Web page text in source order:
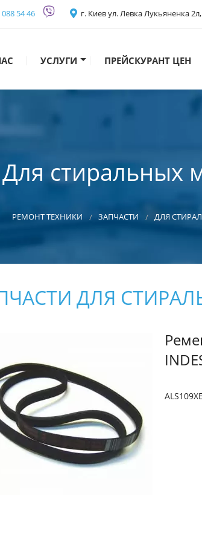
54 46 г. Киев ул. Левка Лукьяненка
УСЛУГИ
Ремонт мелкой бытовой техники
Ремонт цифровой техники
Ремонт аудиотехники,
ПРЕЙСКУРАНТ ЦЕН
Для стиральных
РЕМОНТ ТЕХНИКИ ЗАПЧАСТИ ДЛЯ
ДЛЯ